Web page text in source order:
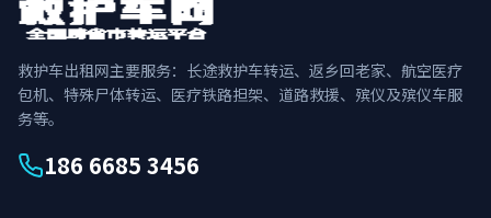
救护车出租网主要服务：长途救护车转运、返乡回老家、航空医疗
包机、特殊尸体转运、医疗铁路担架、道路救援、殡仪及殡仪车服
务等。
186 6685 3456